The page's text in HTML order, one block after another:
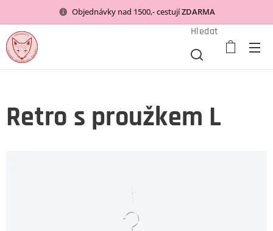
Objednávky nad 1500,- cestujíZDARMA
Hledat
Retro s proužkem L